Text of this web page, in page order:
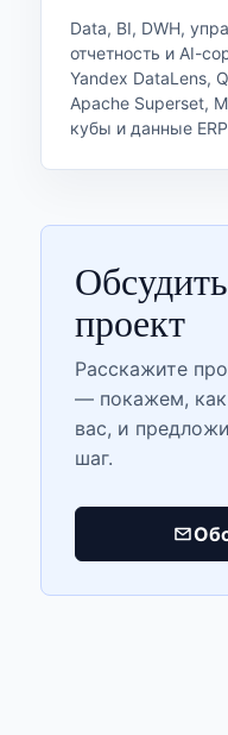
Data, BI, DWH,
отчетность и AI-
Yandex DataLens,
Apache Superset,
кубы и данные
проект
Расскажите
— покажем,
вас, и
шаг.